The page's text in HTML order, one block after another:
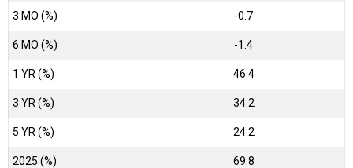
3 MO (%) -0.7
6 MO (%) -1.4
1 YR (%) 46.4
3 YR (%) 34.2
5 YR (%) 24.2
2025 (%) 69.8